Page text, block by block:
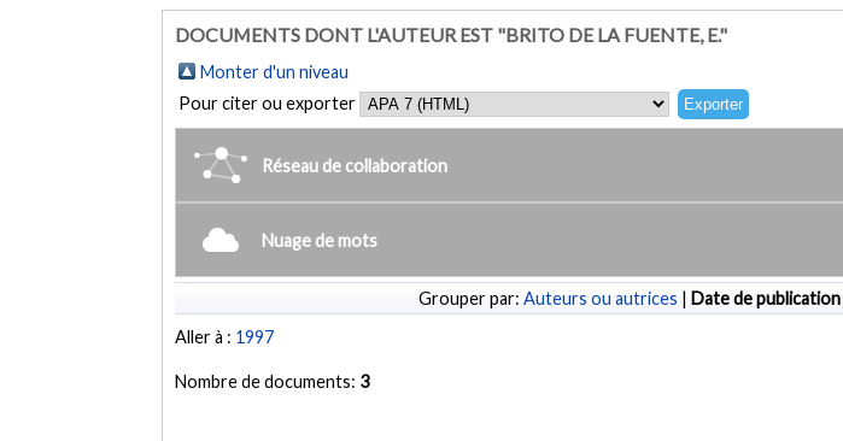
DOCUMENTS DONT L'AUTEUR EST "BRITO DE LA FUENTE, E."
Monter d'un niveau
Pour citer ou exporter
Réseau de collaboration
Nuage de mots
Grouper par: Auteurs ou autrices | Date de publication
Aller à : 1997
Nombre de documents: 3